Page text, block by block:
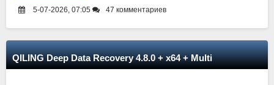
5-07-2026, 07:05 47 комментариев
QILING Deep Data Recovery 4.8.0 + x64 + Multi